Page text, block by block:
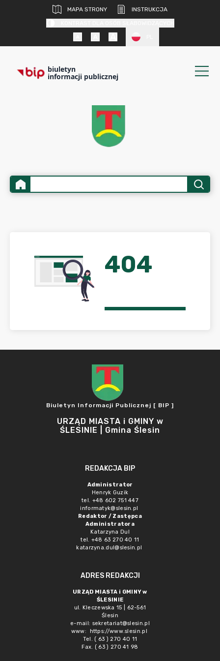
MAPA STRONY
INSTRUKCJA
biuletyn
informacji publicznej
404
Biuletyn Informacji Publicznej [ BIP ]
URZĄD MIASTA i GMINY w
ŚLESINIE | Gmina Ślesin
REDAKCJA BIP
Administrator
Henryk Guzik
tel. +48 602 751 447
informatyk@slesin.pl
Redaktor / Zastępca
Administratora
Katarzyna Dul
tel. +48 63 270 40 11
katarzyna.dul@slesin.pl
ADRES REDAKCJI
URZĄD MIASTA i GMINY w
ŚLESINIE
ul. Kleczewska 15 | 62-561
Ślesin
e-mail: sekretariat@slesin.pl
www:
https://www.slesin.pl
Tel. ( 63 ) 270 40 11
Fax. ( 63 ) 270 41 98